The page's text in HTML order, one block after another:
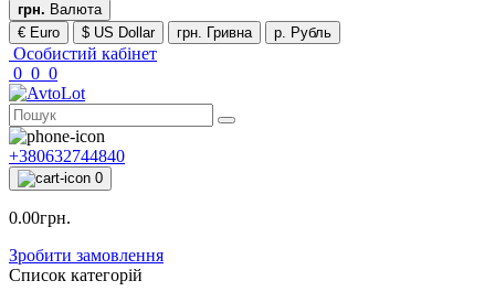
грн. Валюта
€ Euro
$ US Dollar грн. Гривна р. Рубль
Особистий кабінет
0 0 0
+380632744840
0
0.00грн.
Зробити замовлення
Список категорій